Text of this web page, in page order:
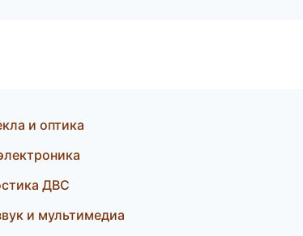
и оптика
ДВС
и мультимедиа